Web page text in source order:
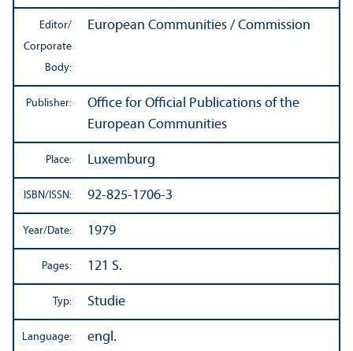
Editor/
Corporate
Body:
European Communities / Commission
Publisher:
Office for Official Publications of the
European Communities
Place: Luxemburg
ISBN/ISSN: 92-825-1706-3
Year/Date: 1979
Pages: 121 S.
Typ: Studie
Language: engl.